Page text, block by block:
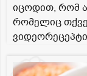
იცოდით, რომ
რომელიც
ვიდეორეცეპტი